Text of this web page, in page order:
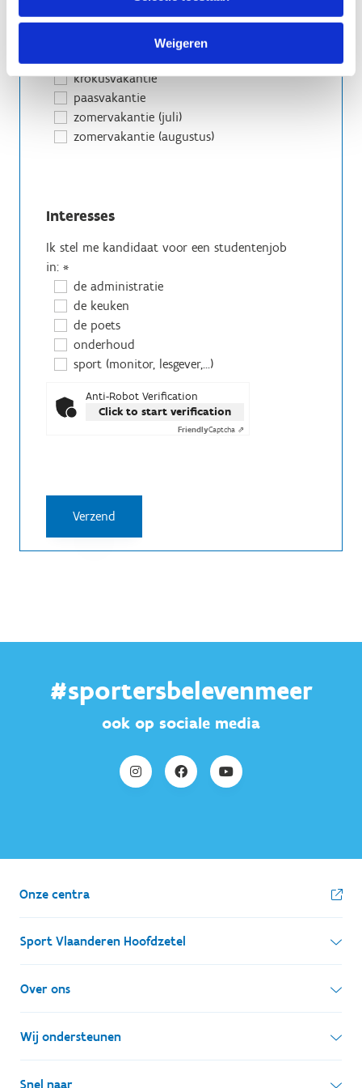
Weigeren
schoolvakanties
krokusvakantie
paasvakantie
zomervakantie (juli)
zomervakantie (augustus)
Interesses
Ik stel me kandidaat voor een studentenjob
in: *
de administratie
de keuken
de poets
onderhoud
sport (monitor, lesgever,...)
Anti-Robot Verification
Click to start verification
FriendlyCaptcha ⇗
#sportersbelevenmeer
ook op sociale media
Onze centra
Sport Vlaanderen Hoofdzetel
Simon Bolivarlaan 17
1000 Brussel
Ondernemingsnummer: BE 0248.142.826
Over ons
Wie zijn we, wat doen we
Onze centra
Wij ondersteunen
Lokale besturen
Snel naar